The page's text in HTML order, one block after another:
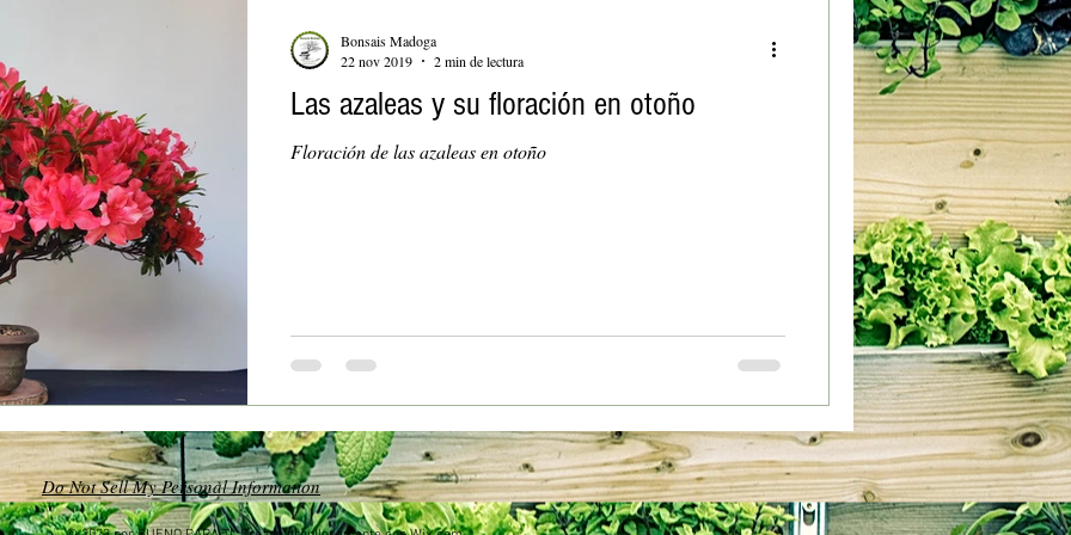
Las azaleas y su floración en otoño
Floración de las azaleas en otoño
Bonsais Madoga
22 nov 2019
2 min de lectura
Do Not Sell My Personal Information